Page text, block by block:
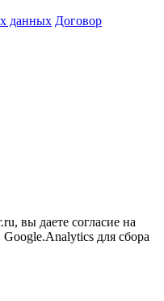
данных Договор
вы даете согласие на
для сбора